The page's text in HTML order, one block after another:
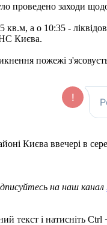
проведено заходи
а о 10:35 -
Києва.
пожежі
Києва ввечері в
на наш канал
текст і натисніть